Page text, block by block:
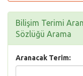
Bilişim Terimi
Sözlüğü Arama
Aranacak Terim: